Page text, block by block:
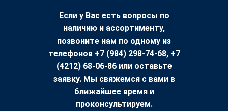
Если у Вас есть вопросы по
наличию и ассортименту,
позвоните нам по одному из
телефонов +7 (984) 298-74-68, +7
(4212) 68-06-86 или оставьте
заявку. Мы свяжемся с вами в
ближайшее время и
проконсультируем.